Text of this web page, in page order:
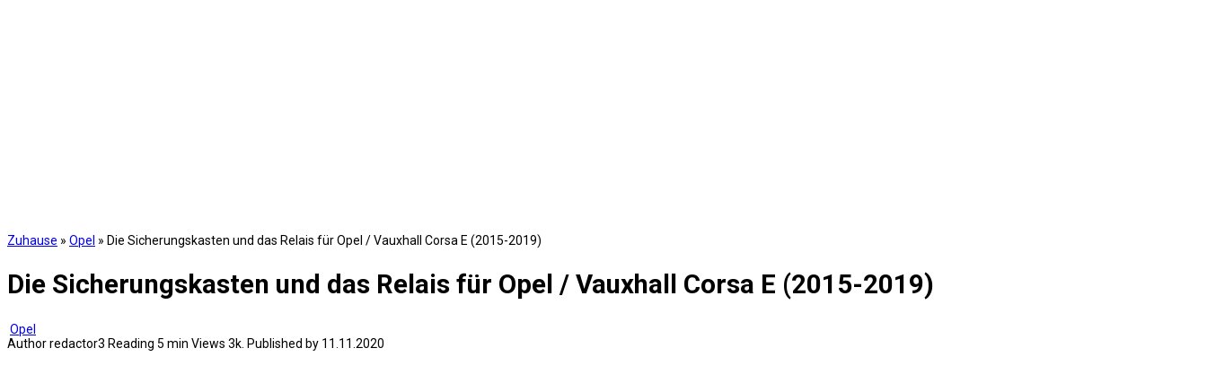
Zuhause » Opel » Die Sicherungskasten und das Relais für Opel / Vauxhall Corsa E (2015-2019)
Die Sicherungskasten und das Relais für Opel / Vauxhall Corsa E (2015-2019)
Opel
Authorredactor3 Reading 5 min Views 3k. Published by 11.11.2020